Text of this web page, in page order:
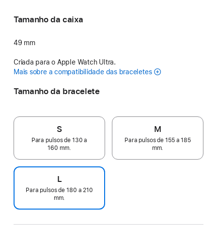
Tamanho da caixa
49 mm
Criada para o Apple Watch Ultra.
Mais sobre a compatibilidade das braceletes
Tamanho da bracelete
S
Para pulsos de 130 a
160 mm.
M
Para pulsos de 155 a 185
mm.
L
Para pulsos de 180 a 210
mm.